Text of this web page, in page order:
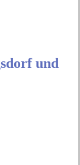
und